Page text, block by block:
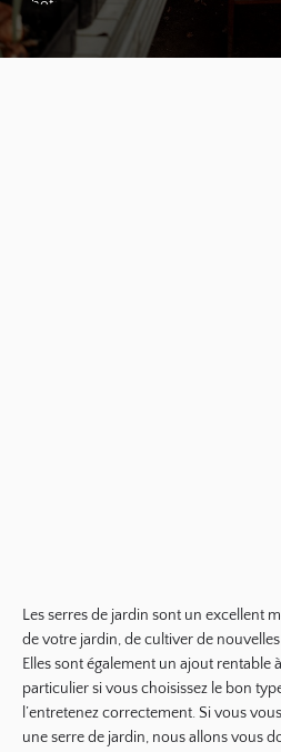
Les serres de jardin sont un excellent
de votre jardin, de cultiver de
Elles sont également un ajout rentable
particulier si vous choisissez le bon
l’entretenez correctement. Si vous
une serre de jardin, nous allons vous